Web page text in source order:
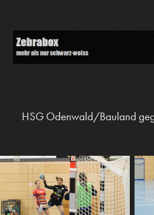
HSG Odenwald/Bauland